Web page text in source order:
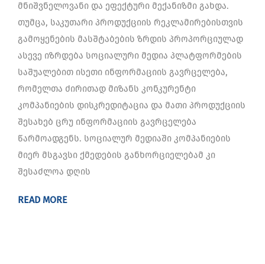
მნიშვნელოვანი და ეფექტური მექანიზმი გახდა.
თუმცა, საკუთარი პროდუქციის რეკლამირებისთვის
გამოყენების მასშტაბების ზრდის პროპორციულად
ასევე იზრდება სოციალური მედია პლატფორმების
საშუალებით ისეთი ინფორმაციის გავრცელება,
რომელთა ძირითად მიზანს კონკურენტი
კომპანიების დისკრედიტაცია და მათი პროდუქციის
შესახებ ცრუ ინფორმაციის გავრცელება
წარმოადგენს. სოციალურ მედიაში კომპანიების
მიერ მსგავსი ქმედების განხორციელებამ კი
შესაძლოა დღის
READ MORE